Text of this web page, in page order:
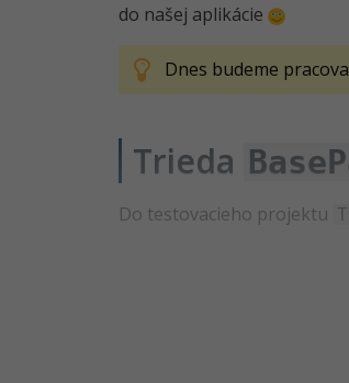
do našej aplikácie
Dnes budeme
Trieda
Do testovacieho projektu